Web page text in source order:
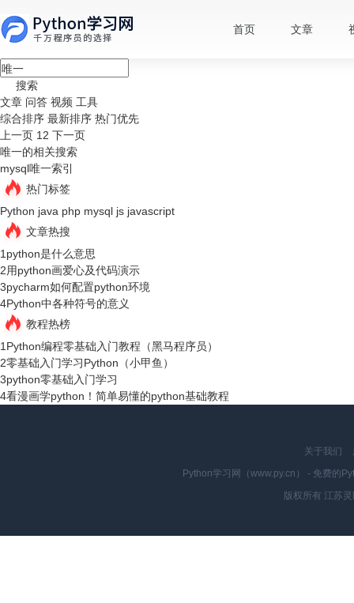
首页 文章
搜索
文章 问答 视频 工具
综合排序 最新排序 热门优先
上一页 12 下一页
唯一的相关搜索
mysql唯一索引
热门标签
Python java php mysql js javascript
文章热搜
1python是什么意思
2用python画爱心及代码演示
3pycharm如何配置python环境
4Python中各种符号的意义
教程热榜
1Python编程零基础入门教程（黑马程序员）
2零基础入门学习Python（小甲鱼）
3python零基础入门学习
4看漫画学python！简单易懂的python基础教程
关于我们
Python学习网（www.py.cn） - 免费的
版权所有 江苏